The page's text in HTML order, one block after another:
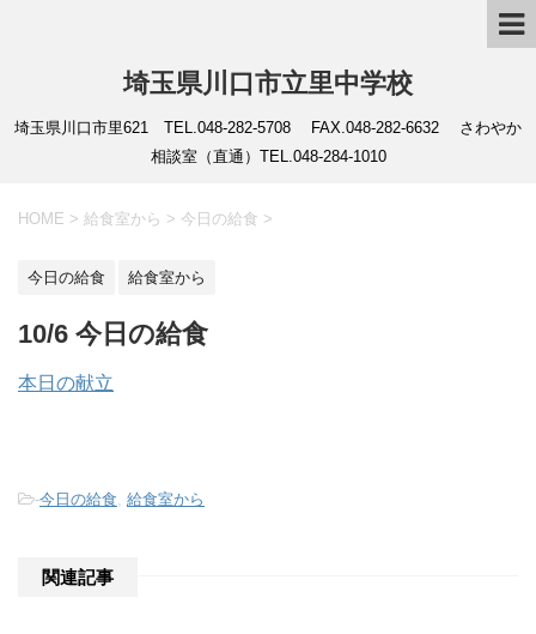
埼玉県川口市立里中学校
埼玉県川口市里621 TEL.048-282-5708 FAX.048-282-6632 さわやか
相談室（直通）TEL.048-284-1010
HOME > 給食室から > 今日の給食 >
今日の給食 給食室から
10/6 今日の給食
本日の献立
-今日の給食 給食室から
関連記事